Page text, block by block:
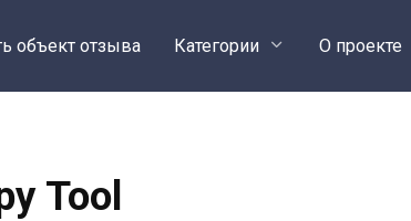
объект отзыва Категории О проекте
Tool